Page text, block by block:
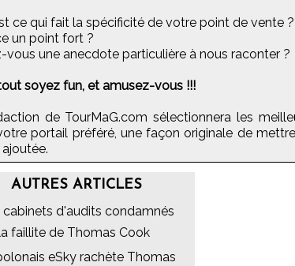
ce qui fait la spécificité de votre point de vente ?
un point fort ?
vous une anecdote particulière à nous raconter ?
soyez fun, et amusez-vous !!!
de TourMaG.com sélectionnera les
portail préféré, une façon originale de
AUTRES ARTICLES
cabinets d'audits condamnés
faillite de Thomas Cook
eSky rachète Thomas